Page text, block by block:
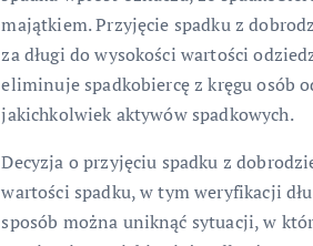
majątkiem. Przyjęcie spadku z
za długi do wysokości wartości
eliminuje spadkobiercę z kręgu osób
jakichkolwiek aktywów spadkowych.
Decyzja o przyjęciu spadku z
wartości spadku, w tym weryfikacji
sposób można uniknąć sytuacji, w